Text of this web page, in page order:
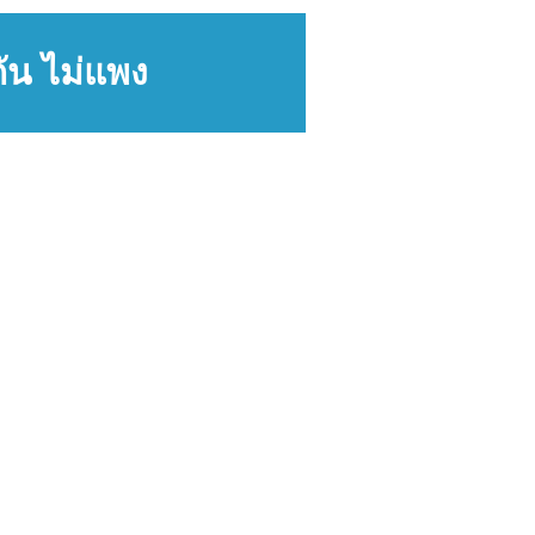
ไม่แพง